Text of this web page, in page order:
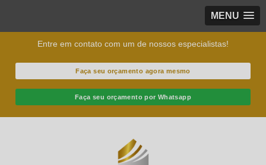
MENU
Entre em contato com um de nossos especialistas!
Faça seu orçamento agora mesmo
Faça seu orçamento por Whatsapp